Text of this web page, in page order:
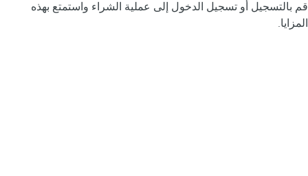
قم بالتسجيل أو تسجيل الدخول إلى عملية الشراء واستمتع بهذه
المزايا.